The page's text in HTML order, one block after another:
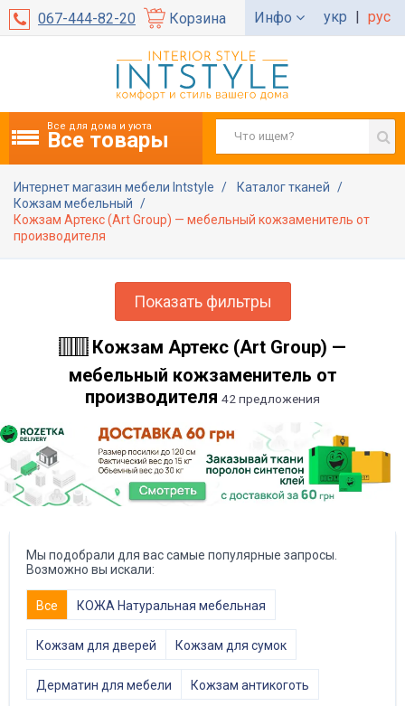
067-444-82-20 Корзина Инфо укр | рус
Все для дома и уюта
Все товары
Интернет магазин мебели Intstyle
Каталог тканей
Кожзам мебельный
Кожзам Артекс (Art Group) — мебельный кожзаменитель от
производителя
Показать фильтры
Кожзам Артекс (Art Group) —
мебельный кожзаменитель от
производителя 42 предложения
Мы подобрали для вас самые популярные запросы.
Возможно вы искали:
Все КОЖА Натуральная мебельная
Кожзам для дверей Кожзам для сумок
Дерматин для мебели Кожзам антикоготь